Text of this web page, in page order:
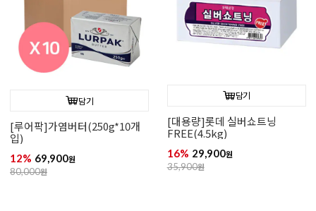
담기
[루어팍]가염버터(250g*10개
입)
12% 69,900원
80,000원
담기
[대용량]롯데 실버쇼트닝
FREE(4.5kg)
16% 29,900원
35,900원